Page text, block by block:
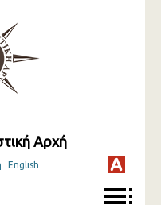
Αρχή
English